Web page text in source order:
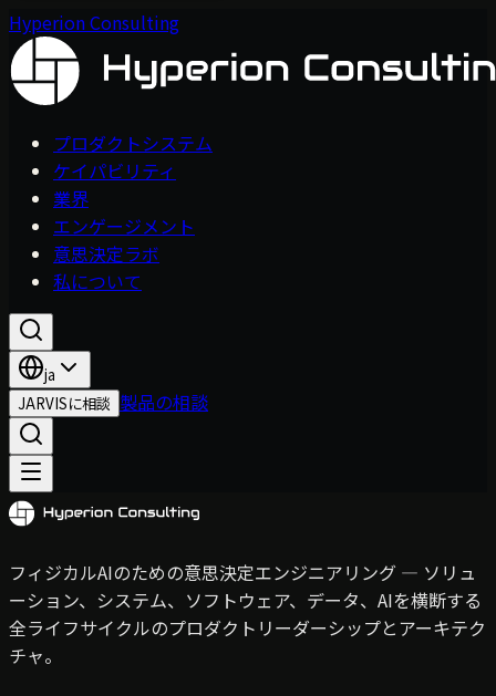
Hyperion Consulting
プロダクトシステム
ケイパビリティ
業界
エンゲージメント
意思決定ラボ
私について
ja
JARVISに相談 製品の相談
フィジカルAIのための意思決定エンジニアリング — ソリュ
ーション、システム、ソフトウェア、データ、AIを横断する
全ライフサイクルのプロダクトリーダーシップとアーキテク
チャ。